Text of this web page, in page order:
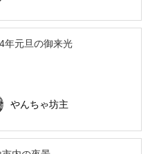
年元旦の御来光
やんちゃ坊主